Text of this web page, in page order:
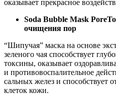
оказывает прекрасное
Soda Bubble Mask
очищения пор
“Шипучая” маска на основе
зеленого чая способствует
токсины, оказывает
и противовоспалительное
сальных желез и
клеток кожи.